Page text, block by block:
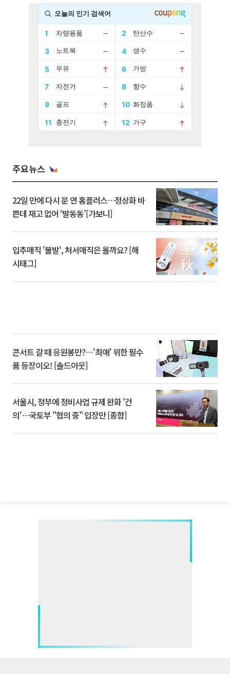
주요뉴스
22일 만에 다시 문 연 홈플러스…정상화 바
쁜데 재고 없어 ‘발동동’[가보니]
입추매직 '불발', 처서매직은 올까요? [해
시태그]
콘서트 갈 때 응원봉만?⋯'최애' 위한 필수
품 등장이오! [솔드아웃]
서울시, 정부에 정비사업 규제 완화 '건
의'⋯국토부 "협의 중" 입장만 [종합]